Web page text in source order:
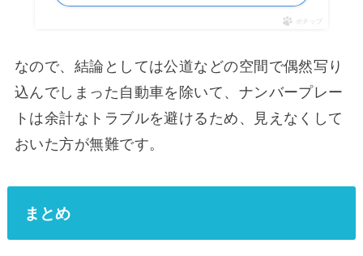
ポチップ
なので、結論としては公道などの空間で偶然写り
込んでしまった自動車を除いて、ナンバープレー
トは余計なトラブルを避けるため、見えなくして
おいた方が無難です。
まとめ